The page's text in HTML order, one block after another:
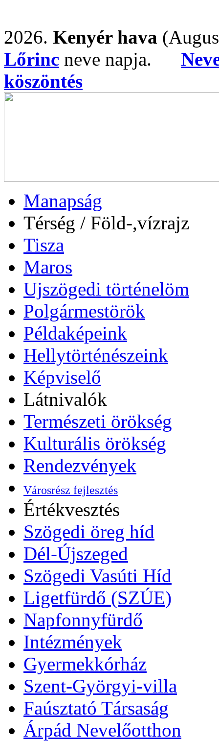
2026. Kenyér hava
Lőrinc neve napja.
köszöntés
Manapság
Térség / Föld-,vízrajz
Tisza
Maros
Ujszögedi történelöm
Polgármestörök
Példaképeink
Hellytörténészeink
Képviselő
Látnivalók
Természeti örökség
Kulturális örökség
Rendezvények
Városrész fejlesztés
Értékvesztés
Szögedi öreg híd
Dél-Újszeged
Szögedi Vasúti Híd
Ligetfürdő (SZÚE)
Napfonnyfürdő
Intézmények
Gyermekkórház
Szent-Györgyi-villa
Faúsztató Társaság
Árpád Nevelőotthon